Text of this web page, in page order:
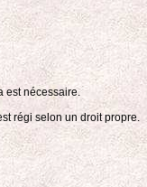
est nécessaire.
régi selon un droit propre.